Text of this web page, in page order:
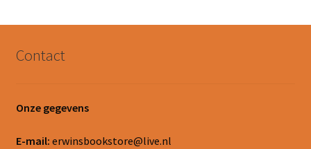
Contact
Onze gegevens
E-mail: erwinsbookstore@live.nl